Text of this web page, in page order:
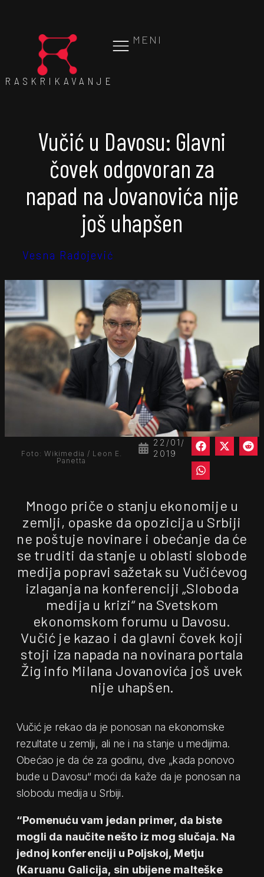
MENI
RASKRIKAVANJE
Vučić u Davosu: Glavni
čovek odgovoran za
napad na Jovanovića nije
još uhapšen
Vesna Radojević
22/01/
2019
Foto: Wikimedia / Leon E.
Panetta
Mnogo priče o stanju ekonomije u
zemlji, opaske da opozicija u Srbiji
ne poštuje novinare i obećanje da će
se truditi da stanje u oblasti slobode
medija popravi sažetak su Vučićevog
izlaganja na konferenciji „Sloboda
medija u krizi“ na Svetskom
ekonomskom forumu u Davosu.
Vučić je kazao i da glavni čovek koji
stoji iza napada na novinara portala
Žig info Milana Jovanovića još uvek
nije uhapšen.
Vučić je rekao da je ponosan na ekonomske
rezultate u zemlji, ali ne i na stanje u medijima.
Obećao je da će za godinu, dve „kada ponovo
bude u Davosu“ moći da kaže da je ponosan na
slobodu medija u Srbiji.
“Pomenuću vam jedan primer, da biste
mogli da naučite nešto iz mog slučaja. Na
jednoj konferenciji u Poljskoj, Metju
(Karuanu Galicija, sin ubijene malteške